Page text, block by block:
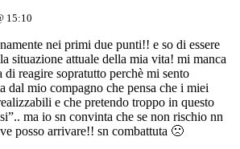
15:10
nei primi due punti!! e so di essere
situazione attuale della mia vita! mi manca
di reagire sopratutto perchè mi sento
dal mio compagno che pensa che i miei
e che pretendo troppo in questo
ma io sn convinta che se non rischio nn
posso arrivare!! sn combattuta 🙁